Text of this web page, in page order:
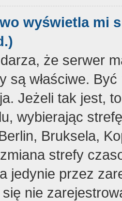
wyświetla mi
że serwer
są właściwe.
Jeżeli tak jest,
wybierając
Bruksela,
strefy
jedynie przez
nie